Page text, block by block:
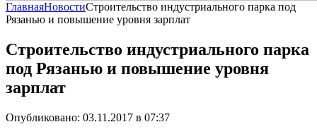
ГлавнаяНовостиСтроительство индустриального парка под
Рязанью и повышение уровня зарплат
Строительство индустриального парка
под Рязанью и повышение уровня
зарплат
Опубликовано: 03.11.2017 в 07:37